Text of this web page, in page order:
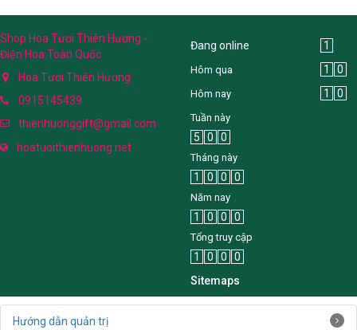
Shop Hoa Tươi Thiên Hương -
Điện Hoa Toàn Quốc
Hoa Tươi Thiên Hương
0915145439
thienhuonggift@gmail.com
hoatuoithienhuong.net
Đang online 1
Hôm qua 1 0
Hôm nay 1 0
Tuần này
5 0 0
Tháng này
1 0 0 0
Năm nay
1 0 0 0
Tổng truy cập
1 0 0
0
Sitemaps
Hướng dẫn quản trị